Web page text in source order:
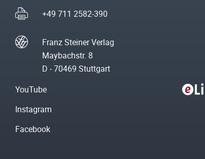
+49 711 2582-390
Franz Steiner Verlag
Maybachstr. 8
D - 70469 Stuttgart
YouTube
Instagram
Facebook